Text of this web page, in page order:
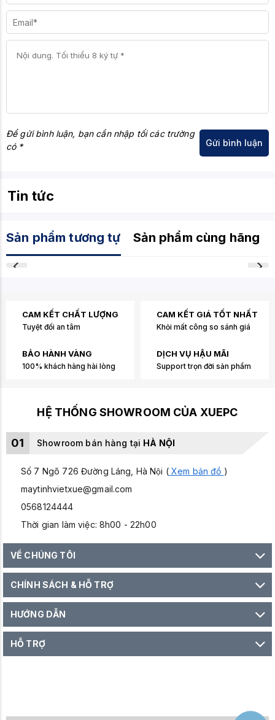
Để gửi bình luận, bạn cần nhập tối các trường
có *
Tin tức
Sản phẩm tương tự Sản phẩm cùng hãng
CAM KẾT CHẤT LƯỢNG
Tuyệt đối an tâm
CAM KẾT GIÁ TỐT NHẤT
Khỏi mất công so sánh giá
BẢO HÀNH VÀNG
100% khách hàng hài lòng
DỊCH VỤ HẬU MÃI
Support trọn đời sản phẩm
HỆ THỐNG SHOWROOM CỦA XUEPC
01 Showroom bán hàng tại HÀ NỘI
Số 7 Ngõ 726 Đường Láng, Hà Nội (Xem bản đồ )
maytinhvietxue@gmail.com
0568124444
Thời gian làm việc: 8h00 - 22h00
VỀ CHÚNG TÔI
CHÍNH SÁCH & HỖ TRỢ
HƯỚNG DẪN
HỖ TRỢ